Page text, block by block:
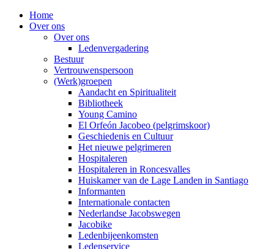
Home
Over ons
Over ons
Ledenvergadering
Bestuur
Vertrouwenspersoon
(Werk)groepen
Aandacht en Spiritualiteit
Bibliotheek
Young Camino
El Orfeón Jacobeo (pelgrimskoor)
Geschiedenis en Cultuur
Het nieuwe pelgrimeren
Hospitaleren
Hospitaleren in Roncesvalles
Huiskamer van de Lage Landen in Santiago
Informanten
Internationale contacten
Nederlandse Jacobswegen
Jacobike
Ledenbijeenkomsten
Ledenservice